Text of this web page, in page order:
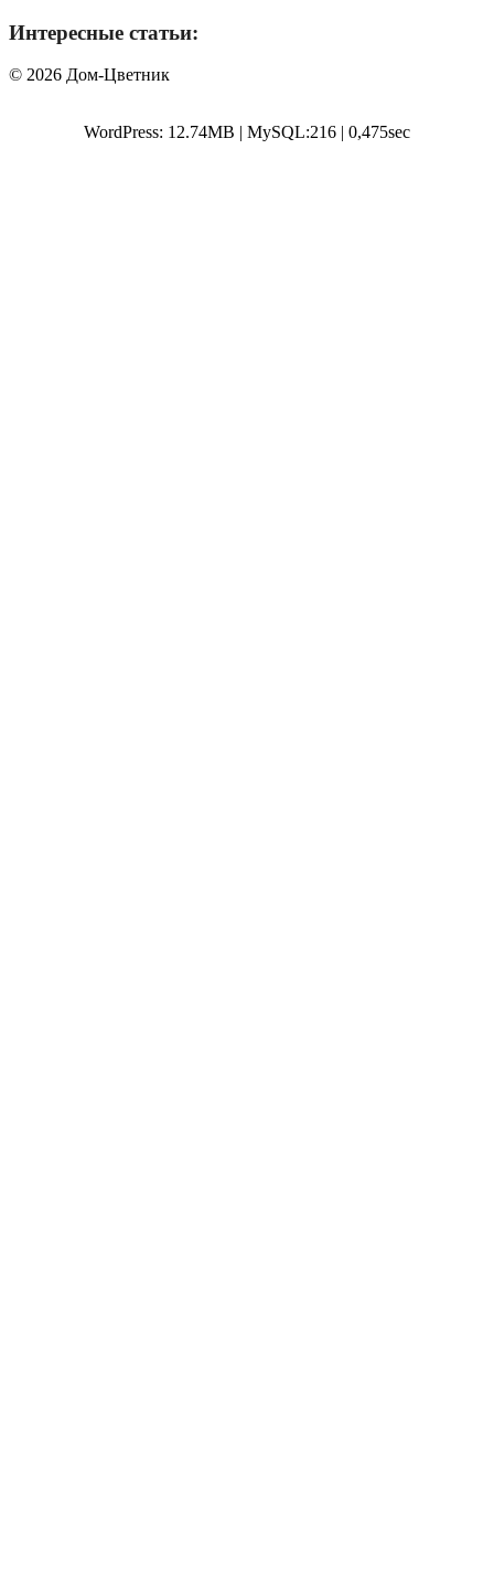
Интересные статьи:
© 2026 Дом-Цветник
WordPress: 12.74MB | MySQL:216 | 0,475sec